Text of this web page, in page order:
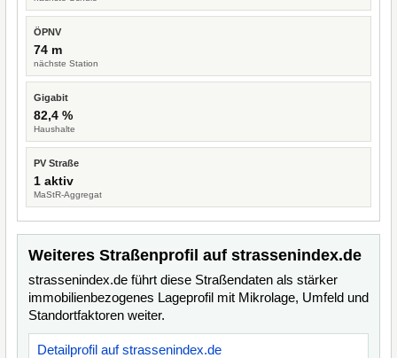
ÖPNV
74 m
nächste Station
Gigabit
82,4 %
Haushalte
PV Straße
1 aktiv
MaStR-Aggregat
Weiteres Straßenprofil auf strassenindex.de
strassenindex.de führt diese Straßendaten als stärker
immobilienbezogenes Lageprofil mit Mikrolage, Umfeld und
Standortfaktoren weiter.
Detailprofil auf strassenindex.de